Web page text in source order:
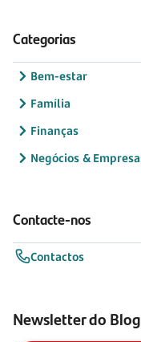
Categorias
Bem-estar
Família
Finanças
Negócios &
Contacte-nos
Contactos
Newsletter do